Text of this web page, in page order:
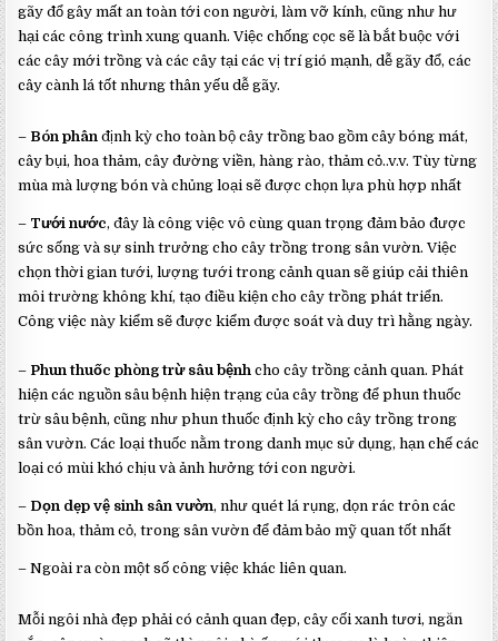
gãy đổ gây mất an toàn tới con người, làm vỡ kính, cũng như hư
hại các công trình xung quanh. Việc chống cọc sẽ là bắt buộc với
các cây mới trồng và các cây tại các vị trí gió mạnh, dễ gãy đổ, các
cây cành lá tốt nhưng thân yếu dễ gãy.
– Bón phân định kỳ cho toàn bộ cây trồng bao gồm cây bóng mát,
cây bụi, hoa thảm, cây đường viền, hàng rào, thảm cỏ..v.v. Tùy từng
mùa mà lượng bón và chủng loại sẽ được chọn lựa phù hợp nhất
– Tưới nước, đây là công việc vô cùng quan trọng đảm bảo được
sức sống và sự sinh trưởng cho cây trồng trong sân vườn. Việc
chọn thời gian tưới, lượng tưới trong cảnh quan sẽ giúp cải thiên
môi trường không khí, tạo điều kiện cho cây trồng phát triển.
Công việc này kiểm sẽ được kiểm được soát và duy trì hằng ngày.
– Phun thuốc phòng trừ sâu bệnh cho cây trồng cảnh quan. Phát
hiện các nguồn sâu bệnh hiện trạng của cây trồng để phun thuốc
trừ sâu bệnh, cũng như phun thuốc định kỳ cho cây trồng trong
sân vườn. Các loại thuốc nằm trong danh mục sử dụng, hạn chế các
loại có mùi khó chịu và ảnh hưởng tới con người.
– Dọn dẹp vệ sinh sân vườn, như quét lá rụng, dọn rác trôn các
bồn hoa, thảm cỏ, trong sân vườn để đảm bảo mỹ quan tốt nhất
– Ngoài ra còn một số công việc khác liên quan.
Mỗi ngôi nhà đẹp phải có cảnh quan đẹp, cây cối xanh tươi, ngăn